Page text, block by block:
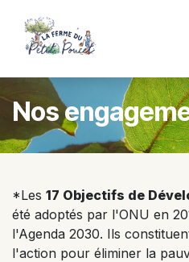
Nos
*Les 17 Objectifs de
été adoptés par l'ONU en
l'Agenda 2030. Ils
l'action pour éliminer la